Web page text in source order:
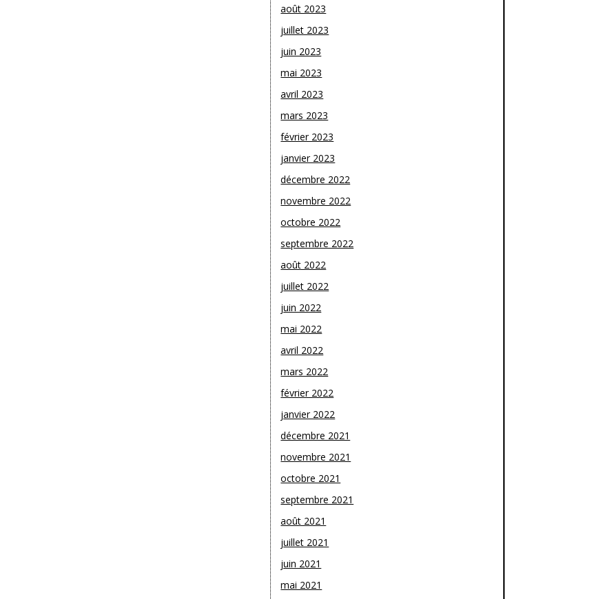
août 2023
juillet 2023
juin 2023
mai 2023
avril 2023
mars 2023
février 2023
janvier 2023
décembre 2022
novembre 2022
octobre 2022
septembre 2022
août 2022
juillet 2022
juin 2022
mai 2022
avril 2022
mars 2022
février 2022
janvier 2022
décembre 2021
novembre 2021
octobre 2021
septembre 2021
août 2021
juillet 2021
juin 2021
mai 2021